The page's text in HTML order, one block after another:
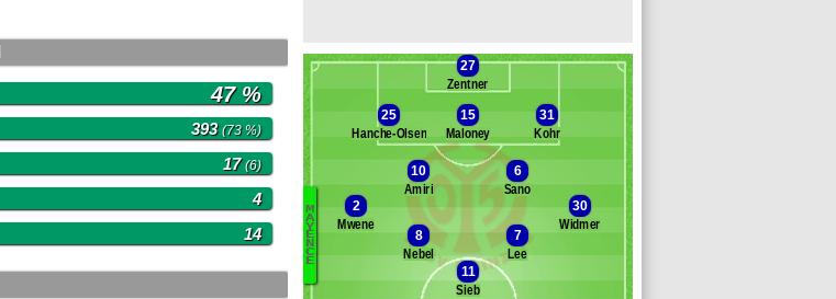
47 %
393(73 %)
17(6)
4
14
Banc des remplaçants Mayence
Potulski
Weiper
M
A
Y
E
N
C
E
27
Zentner
25
Hanche-Olsen
15
Maloney
31
Kohr
10
Amiri
6
Sano
2
Mwene
30
Widmer
8
Nebel
7
Lee
11
Sieb